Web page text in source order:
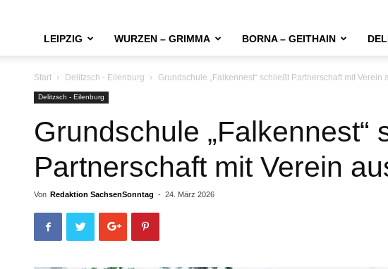
LEIPZIG WURZEN – GRIMMA BORNA – GEITHAIN
Start Delitzsch - Eilenburg Grundschule „Falkennest“ schließt Partnerschaft mit Verein
Delitzsch - Eilenburg
Grundschule „Falkennest“
Partnerschaft mit Verein
Von Redaktion SachsenSonntag - 24. März 2026